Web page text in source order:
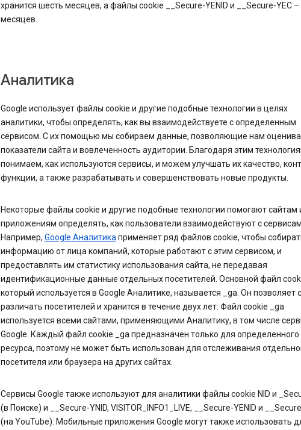
хранится шесть месяцев, а файлы cookie __Secure-YENID и __Secure-YEC –
месяцев.
Аналитика
Google использует файлы cookie и другие подобные технологии в целях
аналитики, чтобы определять, как вы взаимодействуете с определенным
сервисом. С их помощью мы собираем данные, позволяющие нам
показатели сайта и вовлеченность аудитории. Благодаря этим
понимаем, как используются сервисы, и можем улучшать их качество,
функции, а также разрабатывать и совершенствовать новые продукты.
Некоторые файлы cookie и другие подобные технологии помогают сайтам
приложениям определять, как пользователи взаимодействуют с
Например, Google Аналитикаприменяет ряд файлов cookie, чтобы
информацию от лица компаний, которые работают с этим сервисом, и
предоставлять им статистику использования сайта, не передавая
идентификационные данные отдельных посетителей. Основной файл
который используется в Google Аналитике, называется _ga. Он позволяет
различать посетителей и хранится в течение двух лет. Файл cookie _ga
используется всеми сайтами, применяющими Аналитику, в том числе
Google. Каждый файл cookie _ga предназначен только для определенного
ресурса, поэтому не может быть использован для отслеживания
посетителя или браузера на других сайтах.
Сервисы Google также используют для аналитики файлы cookie NID и
(в Поиске) и __Secure-YNID, VISITOR_INFO1_LIVE, __Secure-YENID и
(на YouTube). Мобильные приложения Google могут также использовать